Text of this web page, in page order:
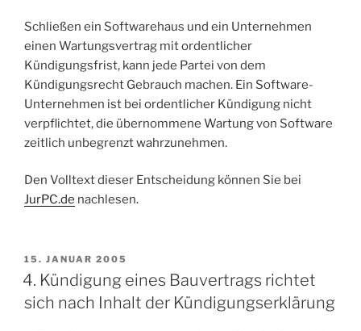
Schließen ein Softwarehaus und ein Unternehmen
einen Wartungsvertrag mit ordentlicher
Kündigungsfrist, kann jede Partei von dem
Kündigungsrecht Gebrauch machen. Ein Software-
Unternehmen ist bei ordentlicher Kündigung nicht
verpflichtet, die übernommene Wartung von Software
zeitlich unbegrenzt wahrzunehmen.
Den Volltext dieser Entscheidung können Sie bei
JurPC.de nachlesen.
VERÖFFENTLICHT
AM
15. JANUAR 2005
4. Kündigung eines Bauvertrags richtet
sich nach Inhalt der Kündigungserklärung